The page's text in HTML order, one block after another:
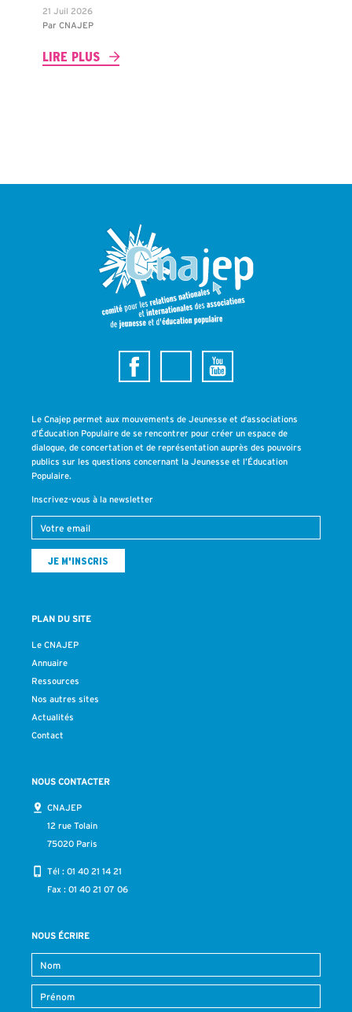
21 Juil 2026
Par CNAJEP
LIRE PLUS
Le Cnajep permet aux mouvements de Jeunesse et d’associations
d’Éducation Populaire de se rencontrer pour créer un espace de
dialogue, de concertation et de représentation auprès des pouvoirs
publics sur les questions concernant la Jeunesse et l’Éducation
Populaire.
Inscrivez-vous à la newsletter
PLAN DU SITE
Le CNAJEP
Annuaire
Ressources
Nos autres sites
Actualités
Contact
NOUS CONTACTER
CNAJEP
12 rue Tolain
75020 Paris
Tél : 01 40 21 14 21
Fax : 01 40 21 07 06
NOUS ÉCRIRE